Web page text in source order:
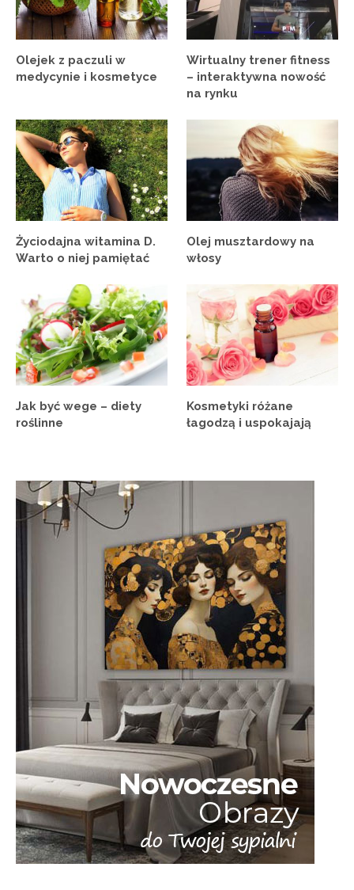
Olejek z paczuli w
medycynie i kosmetyce
Wirtualny trener fitness
– interaktywna nowość
na rynku
Życiodajna witamina D.
Warto o niej pamiętać
Olej musztardowy na
włosy
Jak być wege – diety
roślinne
Kosmetyki różane
łagodzą i uspokajają